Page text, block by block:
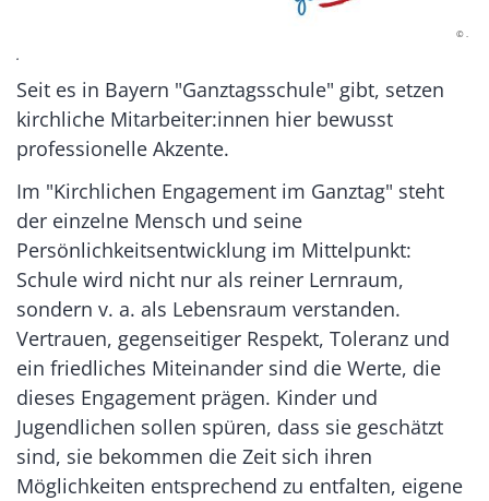
© .
.
Seit es in Bayern "Ganztagsschule" gibt, setzen
kirchliche Mitarbeiter:innen hier bewusst
professionelle Akzente.
Im "Kirchlichen Engagement im Ganztag" steht
der einzelne Mensch und seine
Persönlichkeitsentwicklung im Mittelpunkt:
Schule wird nicht nur als reiner Lernraum,
sondern v. a. als Lebensraum verstanden.
Vertrauen, gegenseitiger Respekt, Toleranz und
ein friedliches Miteinander sind die Werte, die
dieses Engagement prägen. Kinder und
Jugendlichen sollen spüren, dass sie geschätzt
sind, sie bekommen die Zeit sich ihren
Möglichkeiten entsprechend zu entfalten, eigene